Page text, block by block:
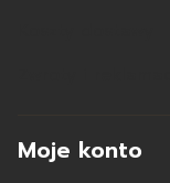
Moje konto